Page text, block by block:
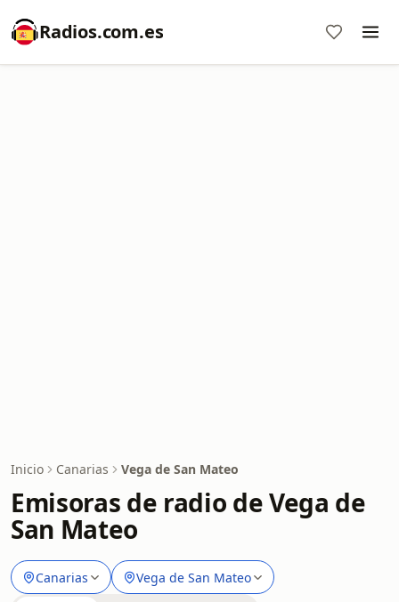
Radios.com.es
Inicio Canarias Vega de San Mateo
Emisoras de radio de Vega de
San Mateo
Canarias Vega de San Mateo